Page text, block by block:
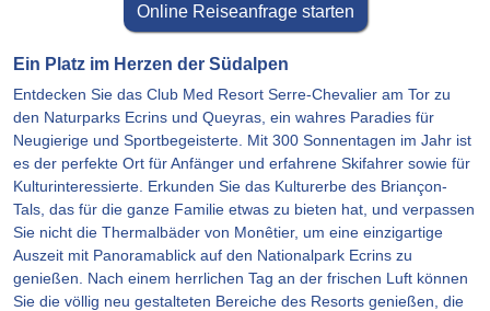
Online Reiseanfrage starten
Ein Platz im Herzen der Südalpen
Entdecken Sie das Club Med Resort Serre-Chevalier am Tor zu
den Naturparks Ecrins und Queyras, ein wahres Paradies für
Neugierige und Sportbegeisterte. Mit 300 Sonnentagen im Jahr ist
es der perfekte Ort für Anfänger und erfahrene Skifahrer sowie für
Kulturinteressierte. Erkunden Sie das Kulturerbe des Briançon-
Tals, das für die ganze Familie etwas zu bieten hat, und verpassen
Sie nicht die Thermalbäder von Monêtier, um eine einzigartige
Auszeit mit Panoramablick auf den Nationalpark Ecrins zu
genießen. Nach einem herrlichen Tag an der frischen Luft können
Sie die völlig neu gestalteten Bereiche des Resorts genießen, die